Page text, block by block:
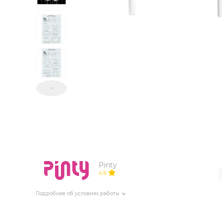
Pinty
4.9
Подробнее об условиях работы